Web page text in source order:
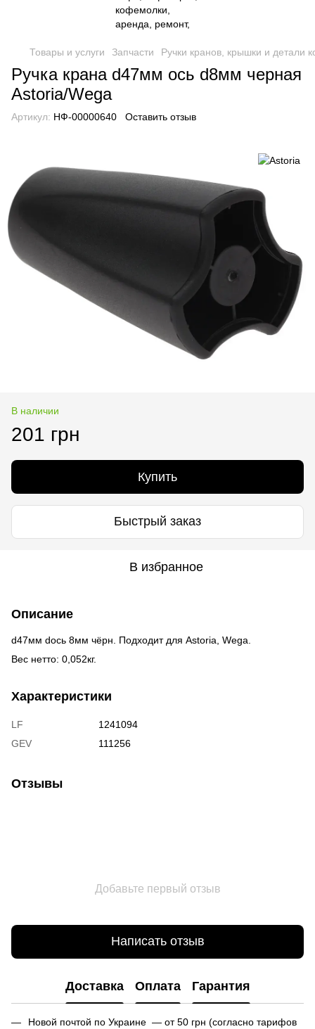
Товары и услуги Запчасти Ручки кранов, крышки и детали
Ручка крана d47мм ось d8мм черная
Astoria/Wega
Артикул: НФ-00000640 Оставить отзыв
В наличии
201 грн
Купить
Быстрый заказ
В избранное
Описание
d47мм dось 8мм чёрн. Подходит для Astoria, Wega.
Вес нетто: 0,052кг.
Характеристики
LF
1241094
GEV
111256
Отзывы
Добавьте первый отзыв
Написать отзыв
Доставка Оплата Гарантия
Новой почтой по Украине — от 50 грн (согласно тарифов